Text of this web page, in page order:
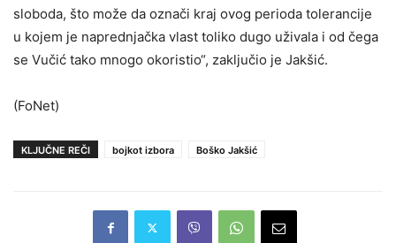
sloboda, što može da označi kraj ovog perioda tolerancije
u kojem je naprednjačka vlast toliko dugo uživala i od čega
se Vučić tako mnogo okoristio“, zaključio je Jakšić.
(FoNet)
KLJUČNE REČI bojkot izbora Boško Jakšić